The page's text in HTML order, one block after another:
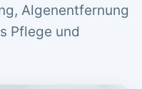
Algenentfernung
Pflege und